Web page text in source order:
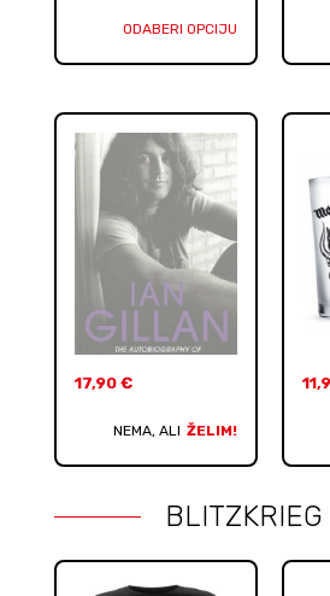
ODABERI OPCIJU
17,90 €
NEMA, ALI ŽELIM!
BLITZKRIEG